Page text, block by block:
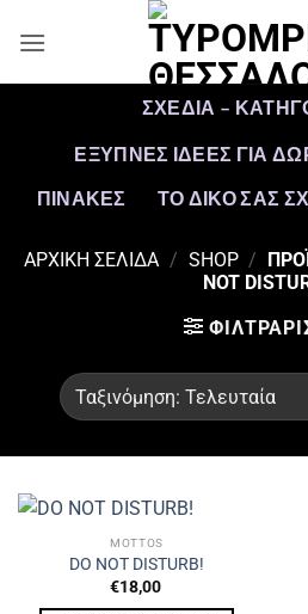
στο
ΣΧΕΔΙΑ –
ΕΞΥΠΝΕΣ ΙΔΕΕΣ ΓΙΑ
ΠΙΝΑΚΕΣ
ΤΟ ΔΙΚΟ ΣΑΣ
ΑΡΧΙΚΉ ΣΕΛΊΔΑ / SHOP /
NOT
MOTTOS
DO NOT DISTURB!
€18,00